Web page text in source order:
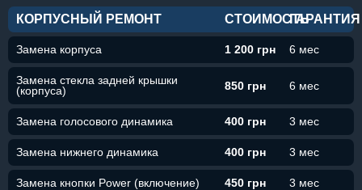
КОРПУСНЫЙ РЕМОНТ СТОИМОСТЬГАРАНТИЯ
Замена корпуса 1 200 грн 6 мес
Замена стекла задней крышки
(корпуса)
850 грн 6 мес
Замена голосового динамика 400 грн 3 мес
Замена нижнего динамика 400 грн 3 мес
Замена кнопки Power (включение) 450 грн 3 мес